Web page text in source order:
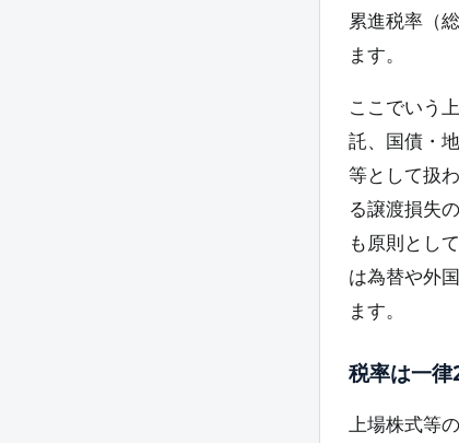
累進税率（
ます。
ここでいう
託、国債・
等として扱
る譲渡損失
も原則とし
は為替や外
ます。
税率は一律
上場株式等